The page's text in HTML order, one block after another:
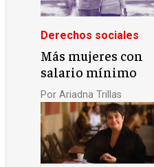
Derechos sociales
Más mujeres con
salario mínimo
PorAriadna Trillas